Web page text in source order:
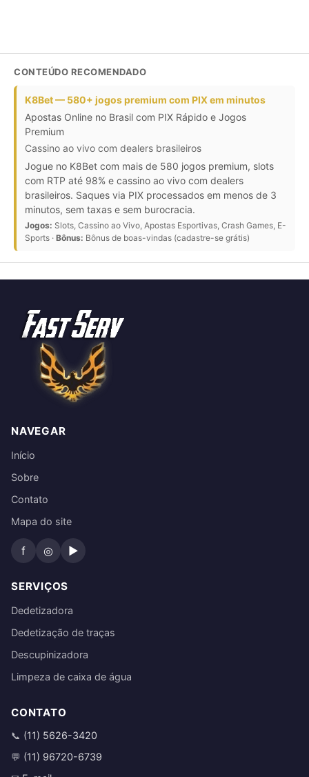
CONTEÚDO RECOMENDADO
K8Bet — 580+ jogos premium com PIX em minutos
Apostas Online no Brasil com PIX Rápido e Jogos
Premium
Cassino ao vivo com dealers brasileiros
Jogue no K8Bet com mais de 580 jogos premium, slots
com RTP até 98% e cassino ao vivo com dealers
brasileiros. Saques via PIX processados em menos de 3
minutos, sem taxas e sem burocracia.
Jogos: Slots, Cassino ao Vivo, Apostas Esportivas, Crash Games, E-
Sports · Bônus: Bônus de boas-vindas (cadastre-se grátis)
NAVEGAR
Início
Sobre
Contato
Mapa do site
f ◎ ▶
SERVIÇOS
Dedetizadora
Dedetização de traças
Descupinizadora
Limpeza de caixa de água
CONTATO
📞 (11) 5626-3420
💬 (11) 96720-6739